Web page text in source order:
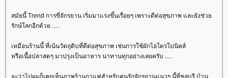
สมัยนี้ Trend การขี่จักรยาน เริ่มมาแรงขึ้นเรื่อยๆ เพราะดีต่อสุขภาพ และยังช่ว
รักษ์โลกอีกด้วย .....
เหมือนร้านนี้ ที่เน้นวัตถุดิบที่ดีต่อสุขภาพ เช่นการใช้ผักไฮโดรโปนิคส์
หรือเนื้อปลาสดๆ มาปรุงเป็นอาหาร น่าทานทุกอย่างเลยครับ .....